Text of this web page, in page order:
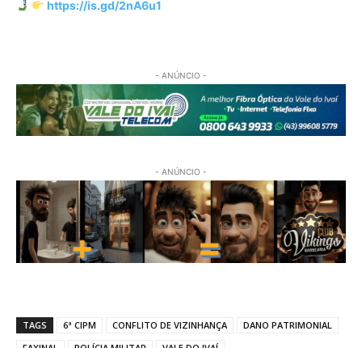
https://is.gd/2nA6u1
- ANÚNCIO -
- ANÚNCIO -
TAGS 6ª CIPM CONFLITO DE VIZINHANÇA
DANO PATRIMONIAL